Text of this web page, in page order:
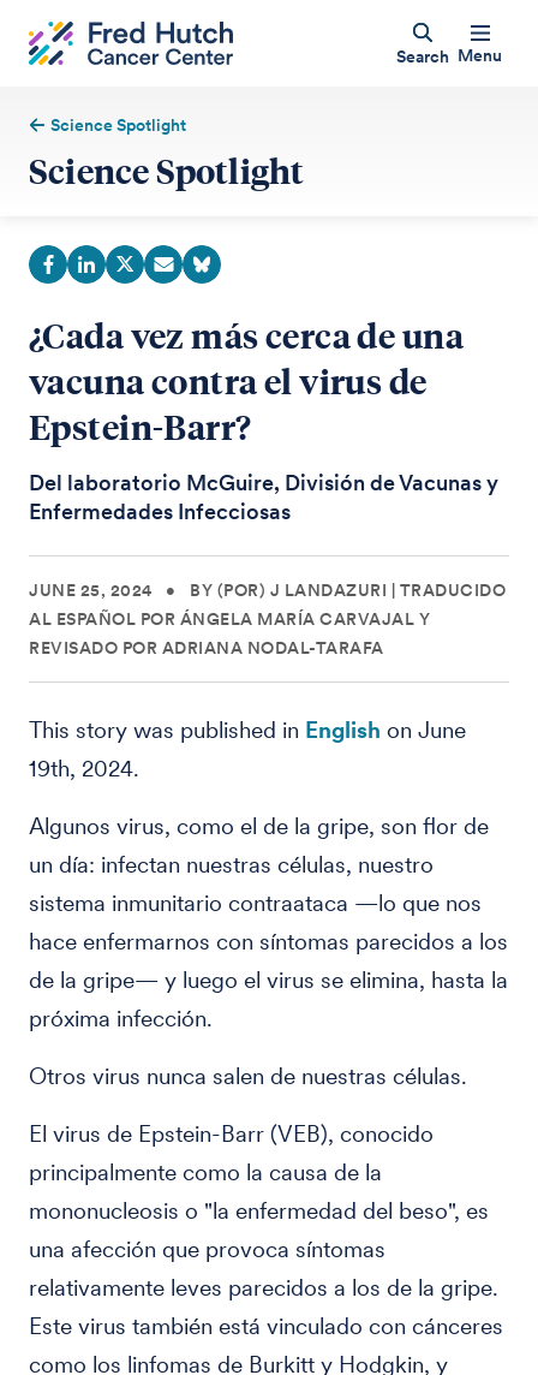
Search Menu
Science Spotlight
Science Spotlight
¿Cada vez más cerca de una
vacuna contra el virus de
Epstein-Barr?
Del laboratorio McGuire, División de Vacunas y
Enfermedades Infecciosas
JUNE 25, 2024 •
BY (POR) J LANDAZURI | TRADUCIDO
AL ESPAÑOL POR ÁNGELA MARÍA CARVAJAL Y
REVISADO POR ADRIANA NODAL-TARAFA
This story was published in English on June
19th, 2024.
Algunos virus, como el de la gripe, son flor de
un día: infectan nuestras células, nuestro
sistema inmunitario contraataca —lo que nos
hace enfermarnos con síntomas parecidos a los
de la gripe— y luego el virus se elimina, hasta la
próxima infección.
Otros virus nunca salen de nuestras células.
El virus de Epstein-Barr (VEB), conocido
principalmente como la causa de la
mononucleosis o "la enfermedad del beso", es
una afección que provoca síntomas
relativamente leves parecidos a los de la gripe.
Este virus también está vinculado con cánceres
como los linfomas de Burkitt y Hodgkin, y